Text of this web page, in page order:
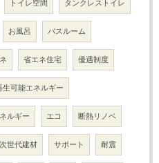
トイレ空間 タンクレストイレ
お風呂 バスルーム
省エネ住宅 優遇制度
生可能エネルギー
ルギー エコ 断熱リノベ
次世代建材 サポート 耐震